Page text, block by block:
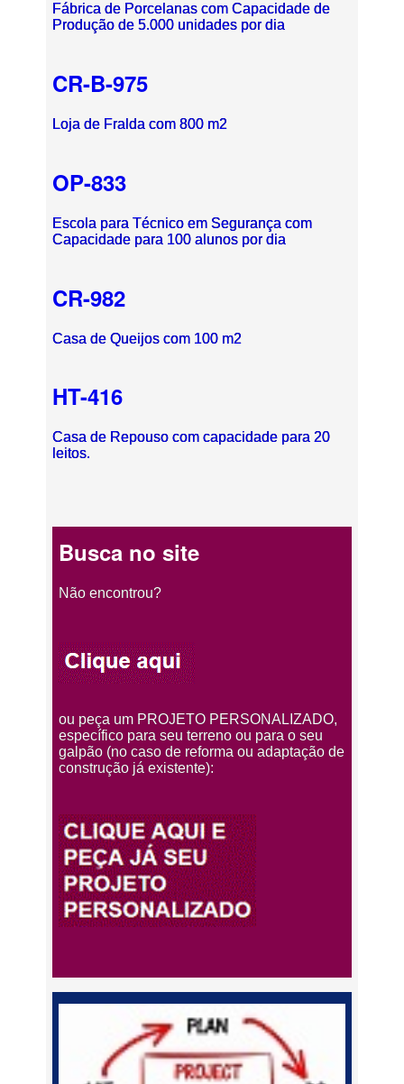
Fábrica de Porcelanas com Capacidade de
Produção de 5.000 unidades por dia
CR-B-975
Loja de Fralda com 800 m2
OP-833
Escola para Técnico em Segurança com
Capacidade para 100 alunos por dia
CR-982
Casa de Queijos com 100 m2
HT-416
Casa de Repouso com capacidade para 20
leitos.
Busca no site
Não encontrou?
ou peça um PROJETO PERSONALIZADO,
específico para seu terreno ou para o seu
galpão (no caso de reforma ou adaptação de
construção já existente):